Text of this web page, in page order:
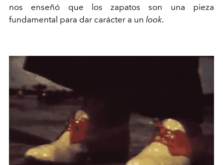
nos enseñó que los zapatos son una pieza
fundamental para dar carácter a un look.